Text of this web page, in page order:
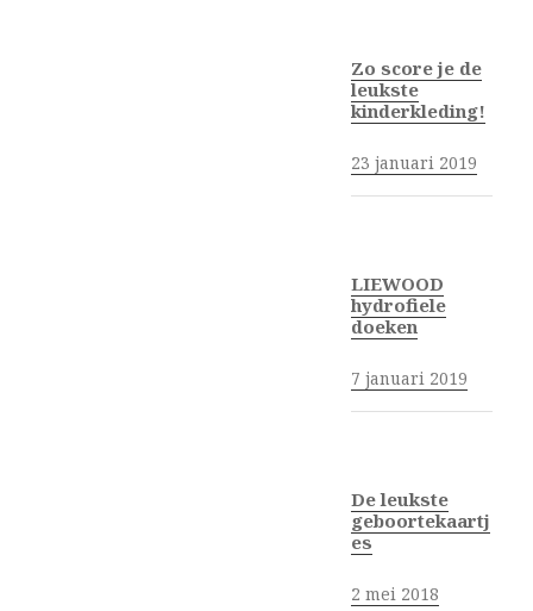
Zo score je de
leukste
kinderkleding!
23 januari 2019
LIEWOOD
hydrofiele
doeken
7 januari 2019
De leukste
geboortekaartj
es
2 mei 2018